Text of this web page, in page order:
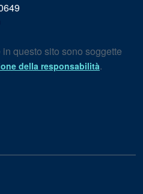
questo sito sono soggette
della responsabilità.